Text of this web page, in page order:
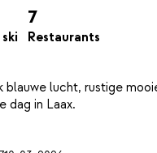
7
Restaurants
blauwe lucht, rustige